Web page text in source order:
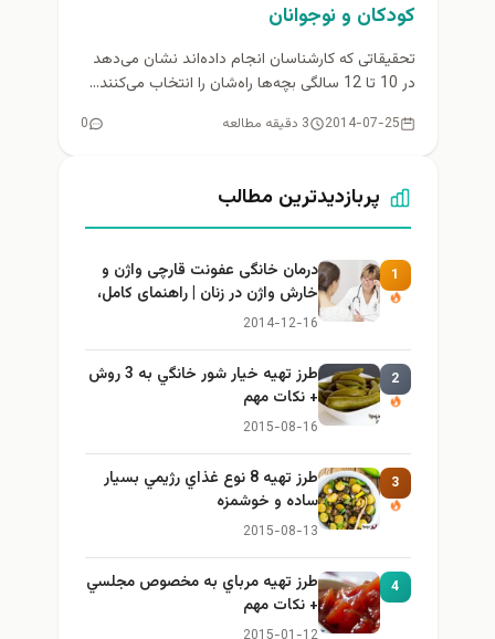
كودكان و نوجوانان
تحقیقاتی که کارشناسان انجام داده‌اند نشان می‌دهد
در 10 تا 12 سالگی بچه‌ها راه‌شان را انتخاب می‌کنند...
2014-07-25 3 دقیقه مطالعه 0
پربازدیدترین مطالب
1
درمان خانگی عفونت قارچی واژن و
خارش واژن در زنان | راهنمای کامل،
ایمن و کاربردی
2014-12-16
2
طرز تهيه خیار شور خانگي به 3 روش
+ نكات مهم
2015-08-16
3
طرز تهيه 8 نوع غذاي رژيمي بسيار
ساده و خوشمزه
2015-08-13
4
طرز تهيه مرباي به مخصوص مجلسي
+ نكات مهم